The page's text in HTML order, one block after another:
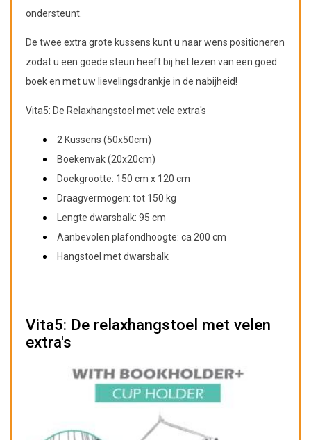
ondersteunt.
De twee extra grote kussens kunt u naar wens positioneren
zodat u een goede steun heeft bij het lezen van een goed
boek en met uw lievelingsdrankje in de nabijheid!
Vita5: De Relaxhangstoel met vele extra's
2 Kussens (50x50cm)
Boekenvak (20x20cm)
Doekgrootte: 150 cm x 120 cm
Draagvermogen: tot 150 kg
Lengte dwarsbalk: 95 cm
Aanbevolen plafondhoogte: ca 200 cm
Hangstoel met dwarsbalk
Vita5: De relaxhangstoel met velen
extra's